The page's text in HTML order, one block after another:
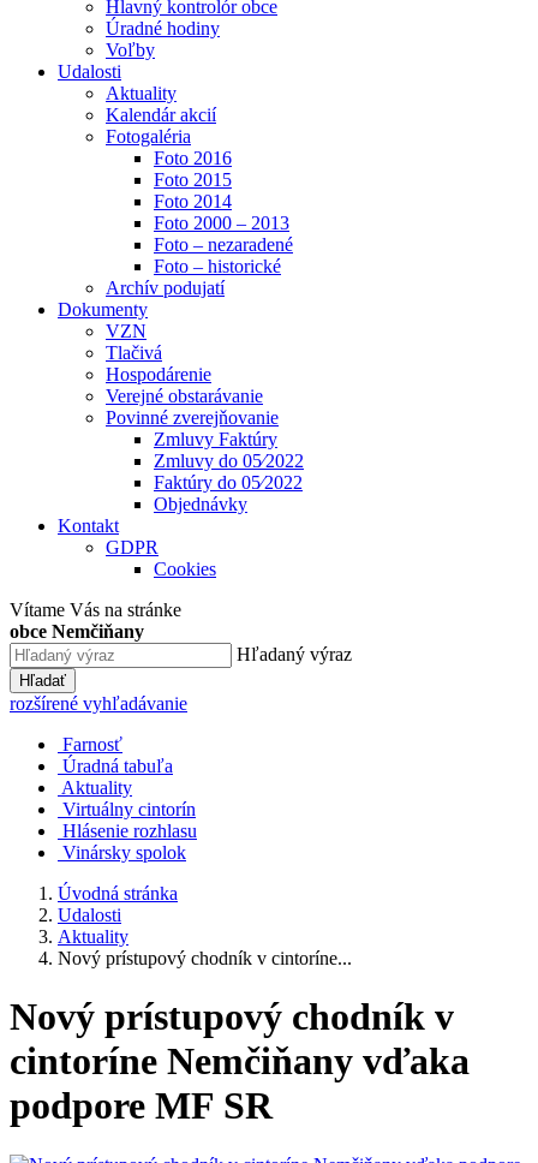
Hlavný kontrolór obce
Úradné hodiny
Voľby
Udalosti
Aktuality
Kalendár akcií
Fotogaléria
Foto 2016
Foto 2015
Foto 2014
Foto 2000 – 2013
Foto – nezaradené
Foto – historické
Archív podujatí
Dokumenty
VZN
Tlačivá
Hospodárenie
Verejné obstarávanie
Povinné zverejňovanie
Zmluvy Faktúry
Zmluvy do 05⁄2022
Faktúry do 05⁄2022
Objednávky
Kontakt
GDPR
Cookies
Vítame Vás na stránke
obce Nemčiňany
Hľadaný výraz
Hľadať
rozšírené vyhľadávanie
Farnosť
Úradná tabuľa
Aktuality
Virtuálny cintorín
Hlásenie rozhlasu
Vinársky spolok
Úvodná stránka
Udalosti
Aktuality
Nový prístupový chodník v cintoríne...
Nový prístupový chodník v
cintoríne Nemčiňany vďaka
podpore MF SR